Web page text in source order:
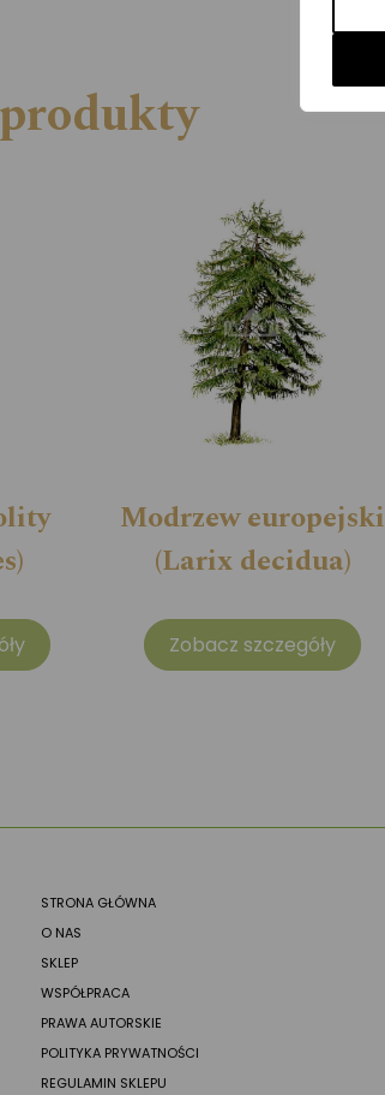
Modrzew europejski
(Larix decidua)
Zobacz szczegóły
STRONA GŁÓWNA
O NAS
SKLEP
WSPÓŁPRACA
PRAWA AUTORSKIE
POLITYKA PRYWATNOŚCI
REGULAMIN SKLEPU